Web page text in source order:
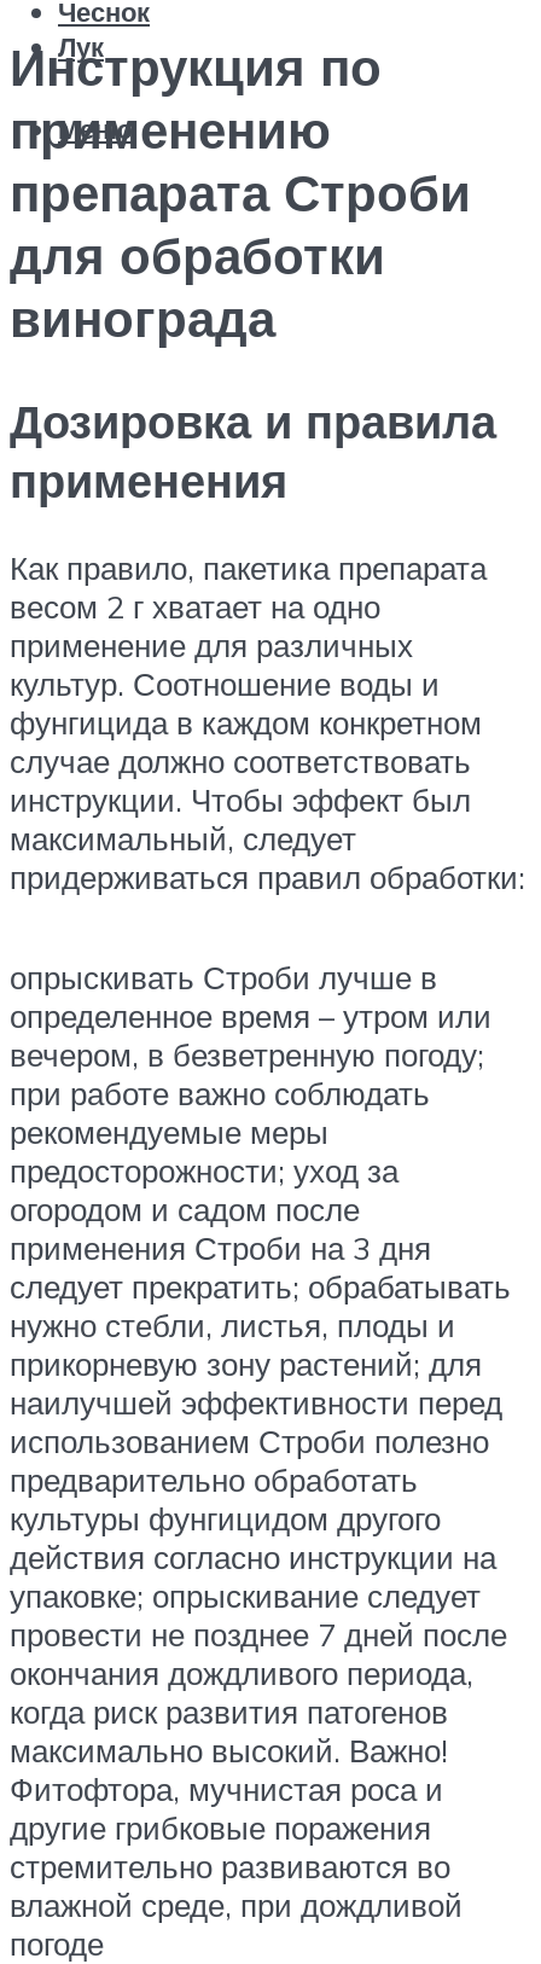
Чеснок
Лук
Меню
Инструкция по
применению
препарата Строби
для обработки
винограда
Дозировка и правила
применения
Как правило, пакетика препарата
весом 2 г хватает на одно
применение для различных
культур. Соотношение воды и
фунгицида в каждом конкретном
случае должно соответствовать
инструкции. Чтобы эффект был
максимальный, следует
придерживаться правил обработки:
опрыскивать Строби лучше в
определенное время – утром или
вечером, в безветренную погоду;
при работе важно соблюдать
рекомендуемые меры
предосторожности; уход за
огородом и садом после
применения Строби на 3 дня
следует прекратить; обрабатывать
нужно стебли, листья, плоды и
прикорневую зону растений; для
наилучшей эффективности перед
использованием Строби полезно
предварительно обработать
культуры фунгицидом другого
действия согласно инструкции на
упаковке; опрыскивание следует
провести не позднее 7 дней после
окончания дождливого периода,
когда риск развития патогенов
максимально высокий. Важно!
Фитофтора, мучнистая роса и
другие грибковые поражения
стремительно развиваются во
влажной среде, при дождливой
погоде